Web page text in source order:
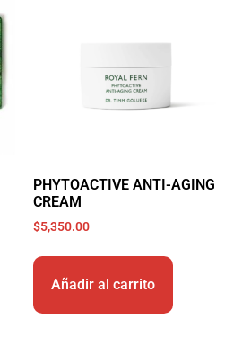
PHYTOACTIVE ANTI-AGING
CREAM
$5,350.00
Añadir al carrito